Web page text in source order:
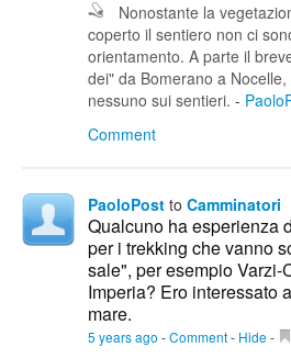
Nonostante la
coperto il sentiero non ci
orientamento. A parte il
dei" da Bomerano a
nessuno sui sentieri. -
Comment
PaoloPost to Camminatori
Qualcuno ha esperienza
per i trekking che vanno
sale", per esempio Varzi-
Imperia? Ero interessato
mare.
5 years ago -Comment- Hide -